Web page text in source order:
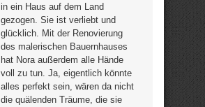
in ein Haus auf dem Land
gezogen. Sie ist verliebt und
glücklich. Mit der Renovierung
des malerischen Bauernhauses
hat Nora außerdem alle Hände
voll zu tun. Ja, eigentlich könnte
alles perfekt sein, wären da nicht
die quälenden Träume, die sie